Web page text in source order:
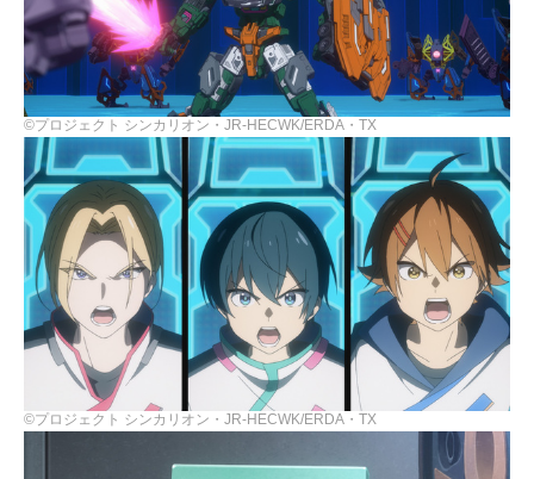
©プロジェクト シンカリオン・JR-HECWK/ERDA・TX
©プロジェクト シンカリオン・JR-HECWK/ERDA・TX